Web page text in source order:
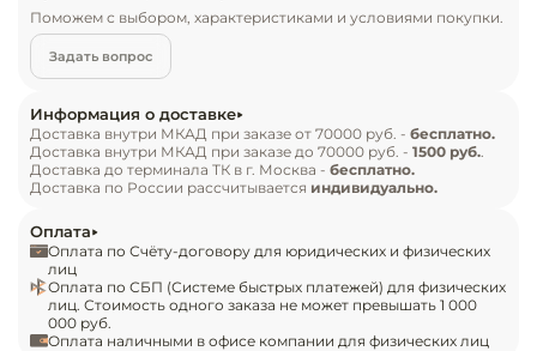
Инвентарь
Кухонный
Нейтральное
общепита
Особенности:
— Толщина теплоизоляции: 30 мм
— Оттайка: автоматическая
— Панель управления: электронная
— Распределённая статическая нагрузка на
полку: 7 кг
Поможем с выбором, характеристиками и условиями покупки.
Задать вопрос
Информация о доставке
Доставка внутри МКАД при заказе от 70000 руб. - бесплатно.
Доставка внутри МКАД при заказе до 70000 руб. - 1500 руб..
Доставка до терминала ТК в г. Москва - бесплатно.
Доставка по России рассчитывается индивидуально.
Оплата
Оплата по Счёту-договору для юридических и физических
лиц
Оплата по СБП (Системе быстрых платежей) для физических
лиц. Стоимость одного заказа не может превышать 1 000
000 руб.
Оплата наличными в офисе компании для физических лиц